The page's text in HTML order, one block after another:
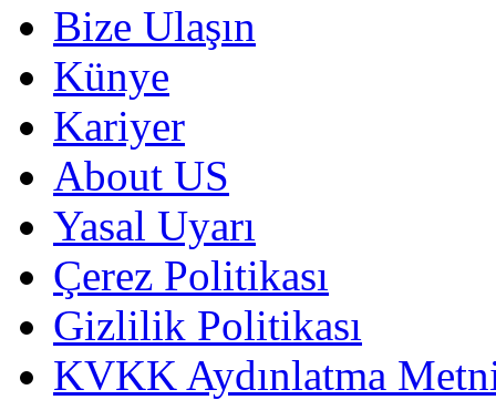
Bize Ulaşın
Künye
Kariyer
About US
Yasal Uyarı
Çerez Politikası
Gizlilik Politikası
KVKK Aydınlatma